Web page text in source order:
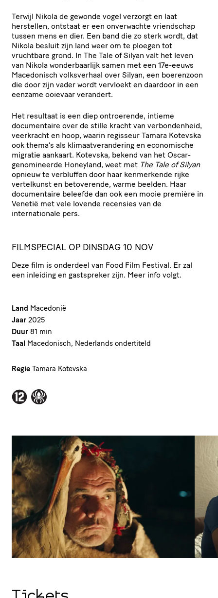
Terwijl Nikola de gewonde vogel verzorgt en laat
herstellen, ontstaat er een onverwachte vriendschap
tussen mens en dier. Een band die zo sterk wordt, dat
Nikola besluit zijn land weer om te ploegen tot
vruchtbare grond. In The Tale of Silyan valt het leven
van Nikola wonderbaarlijk samen met een 17e-eeuws
Macedonisch volksverhaal over Silyan, een boerenzoon
die door zijn vader wordt vervloekt en daardoor in een
eenzame ooievaar verandert.
Het resultaat is een diep ontroerende, intieme
documentaire over de stille kracht van verbondenheid,
veerkracht en hoop, waarin regisseur Tamara Kotevska
ook thema’s als klimaatverandering en economische
migratie aankaart. Kotevska, bekend van het Oscar-
genomineerde Honeyland, weet met The Tale of Silyan
opnieuw te verbluffen door haar kenmerkende rijke
vertelkunst en betoverende, warme beelden. Haar
documentaire beleefde dan ook een mooie première in
Venetië met vele lovende recensies van de
internationale pers.
FILMSPECIAL OP DINSDAG 10 NOV
Deze film is onderdeel van Food Film Festival. Er zal
een inleiding en gastspreker zijn. Meer info volgt.
Land Macedonië
Jaar 2025
Duur 81 min
Taal Macedonisch, Nederlands ondertiteld
Regie Tamara Kotevska